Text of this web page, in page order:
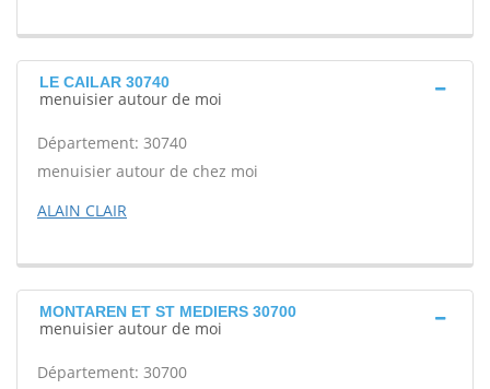
LE CAILAR 30740
menuisier autour de moi
Département: 30740
menuisier autour de chez moi
ALAIN CLAIR
MONTAREN ET ST MEDIERS 30700
menuisier autour de moi
Département: 30700